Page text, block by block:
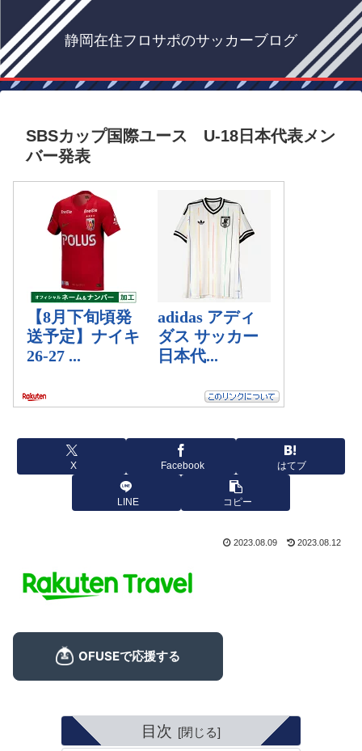
静岡在住フロサポのサッカーブログ
SBSカップ国際ユース U-18日本代表メン
バー発表
X Facebook はてブ
LINE コピー
2023.08.09 2023.08.12
目次